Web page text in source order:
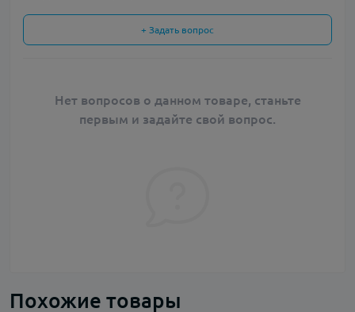
+ Задать вопрос
Нет вопросов о данном товаре, станьте
первым и задайте свой вопрос.
Похожие товары